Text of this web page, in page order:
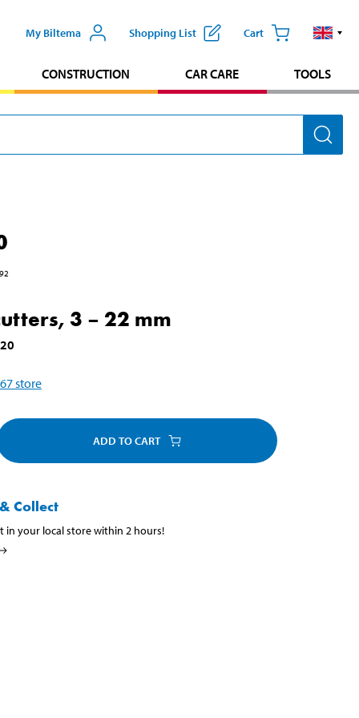
My Biltema Shopping List Cart
CONSTRUCTION CAR CARE TOOLS
3 – 22 mm
67store
ADD TO CART
Collect
in your local store within 2 hours!